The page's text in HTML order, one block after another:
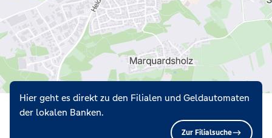
Hier geht es direkt zu den Filialen und Geldautomaten
der lokalen Banken.
Zur Filialsuche